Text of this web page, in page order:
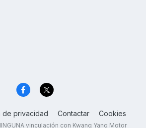
de privacidad Contactar Cookies
vinculación con Kwang Yang Motor